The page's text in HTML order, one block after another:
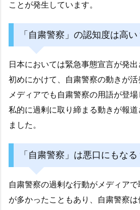
ことが発生しています。
「自粛警察」の認知度は高い
日本においては緊急事態宣言が発
初めにかけて、自粛警察の動きが活
メディアでも自粛警察の用語が登場
私的に過剰に取り締まる動きが報
ました。
「自粛警察」は悪口にもなる
自粛警察の過剰な行動がメディア
が多かったこともあり、自粛警察